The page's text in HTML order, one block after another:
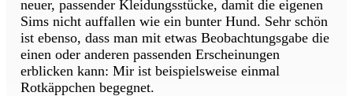
neuer, passender Kleidungsstücke, damit die eigenen
Sims nicht auffallen wie ein bunter Hund. Sehr schön
ist ebenso, dass man mit etwas Beobachtungsgabe die
einen oder anderen passenden Erscheinungen
erblicken kann: Mir ist beispielsweise einmal
Rotkäppchen begegnet.